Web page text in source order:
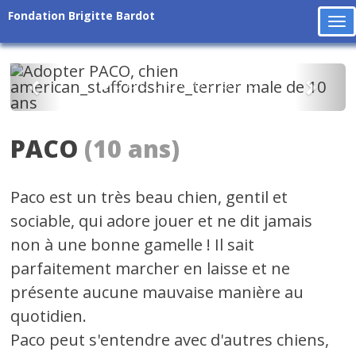
Fondation Brigitte Bardot
Précédent
PACO (10 ans)
Paco est un très beau chien, gentil et
sociable, qui adore jouer et ne dit jamais
non à une bonne gamelle ! Il sait
parfaitement marcher en laisse et ne
présente aucune mauvaise manière au
quotidien.
Paco peut s'entendre avec d'autres chiens,